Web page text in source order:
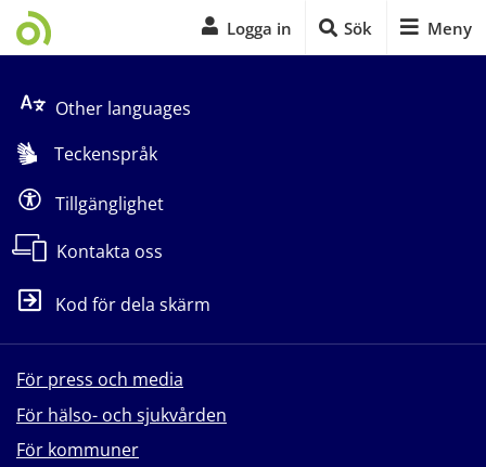
Logga in Sök Meny
Other languages
Teckenspråk
Tillgänglighet
Kontakta oss
Kod för dela skärm
För press och media
För hälso- och sjukvården
För kommuner